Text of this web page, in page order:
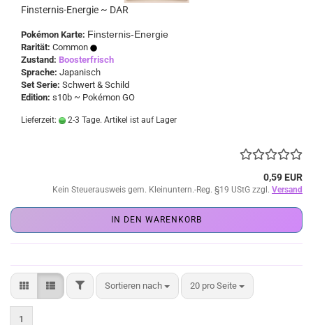
Finsternis-Energie ~ DAR
Pokémon Karte: Finsternis-Energie
Rarität: Common
Zustand: Boosterfrisch
Sprache: Japanisch
Set Serie: Schwert & Schild
Edition: s10b ~ Pokémon GO
Lieferzeit: 2-3 Tage. Artikel ist auf Lager
0,59 EUR
Kein Steuerausweis gem. Kleinuntern.-Reg. §19 UStG zzgl. Versand
IN DEN WARENKORB
FILTERSortieren nach
Sortieren nach 20 pro Seite
pro Seite
1